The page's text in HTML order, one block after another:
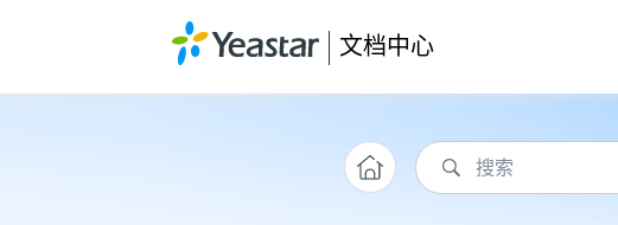
文档中心